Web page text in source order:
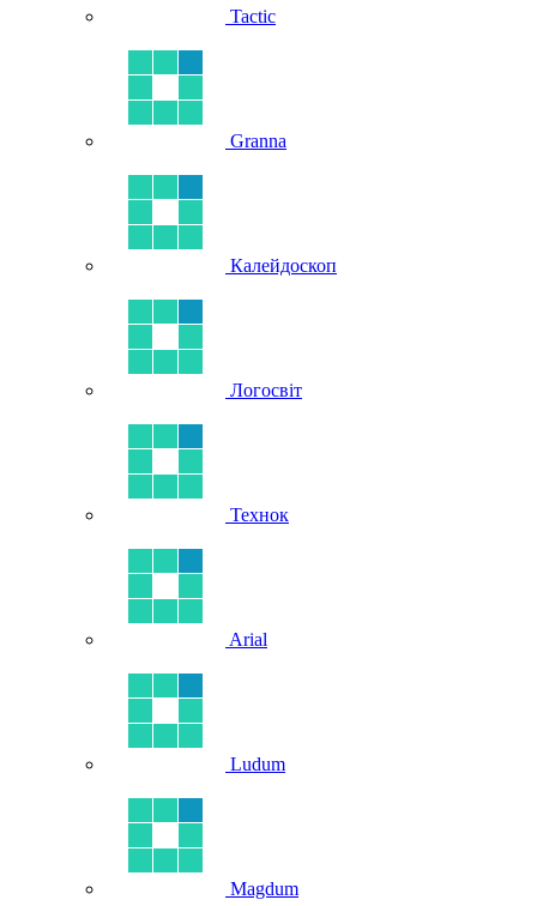
Tactic
Granna
Калейдоскоп
Логосвіт
Технок
Arial
Ludum
Magdum